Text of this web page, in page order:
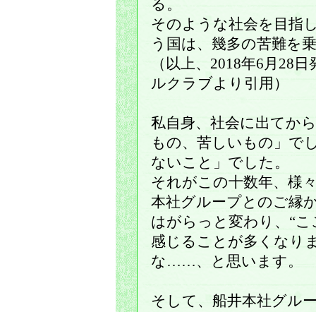
る。
そのような社会を目指
う国は、幾多の苦難を
（以上、2018年6月28
ルクラブより引用）
私自身、社会に出てか
もの、苦しいもの」で
ないこと」でした。
それがこの十数年、様
本社グループとのご縁
はがらっと変わり、“
感じることが多くなり
な……、と思います。
そして、船井本社グル